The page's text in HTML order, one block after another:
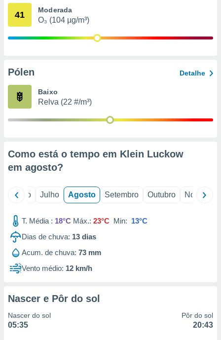
estudos
e
1199
41 Moderada
O₃ (104 µg/m³)
Pólen Detalhe
Baixo
Relva (22 #/m³)
Como está o tempo em Klein Luckow
em agosto?
Junho Julho Agosto Setembro Outubro Novembro
T. Média : 18°C Máx.: 23°C Min: 13°C
Dias de chuva: 13 dias
Acum. de chuva: 73 mm
Vento médio: 12 km/h
Nascer e Pôr do sol
Nascer do sol
05:35
Pôr do sol
20:43